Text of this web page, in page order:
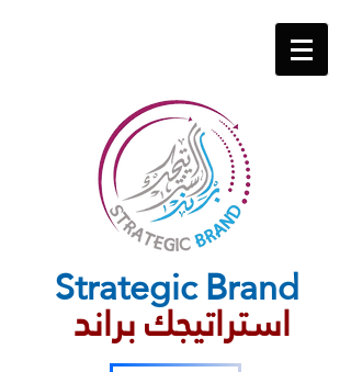
Strategic​ Brand
استراتيجك براند